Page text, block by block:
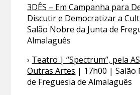
3DÊS – Em Campanha para
Discutir e Democratizar a
Salão Nobre da Junta de
Almalaguês
› Teatro | “Spectrum”, pela
Outras Artes | 17h00 | Salão
de Freguesia de Almalaguês